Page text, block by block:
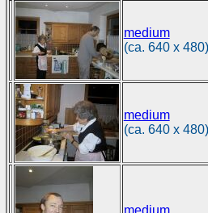
medium
(ca. 640 x 480)
medium
(ca. 640 x 480)
medium